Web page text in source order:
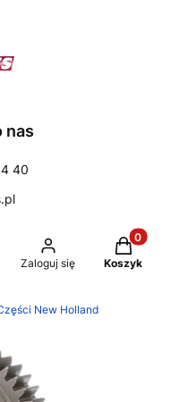
nas
40
Zaloguj się Koszyk
New Holland